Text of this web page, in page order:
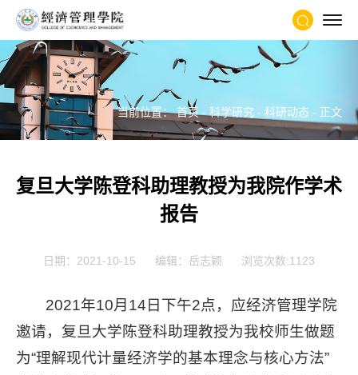
当前位置：首页- 科学研究 - 科研动态 - 正文
复旦大学陈登科助理教授为我院作学术
报告
日期：2021-10-15 编辑：岳志颖 浏览次数:1123
2021年10月14日下午2点，应经济管理学院
邀请，复旦大学陈登科助理教授为我校师生做题
为“理解现代计量经济学的基本理念与核心方法”